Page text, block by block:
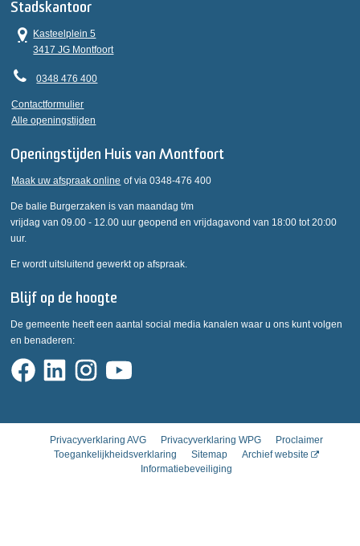
Stadskantoor
Kasteelplein 5
3417 JG Montfoort
0348 476 400
Contactformulier
Alle openingstijden
Openingstijden Huis van Montfoort
Maak uw afspraak online of via 0348-476 400
De balie Burgerzaken is van maandag t/m
vrijdag van 09.00 - 12.00 uur geopend en vrijdagavond van 18:00 tot 20:00
uur.
Er wordt uitsluitend gewerkt op afspraak.
Blijf op de hoogte
De gemeente heeft een aantal social media kanalen waar u ons kunt volgen
en benaderen:
Privacyverklaring AVG Privacyverklaring WPG
Proclaimer
Toegankelijkheidsverklaring
Sitemap
Archief website
Informatiebeveiliging